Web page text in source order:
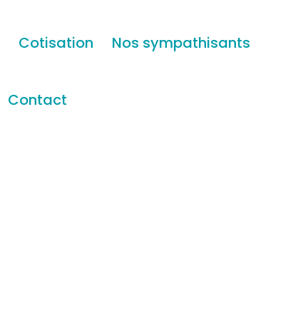
Cotisation Nos sympathisants
Contact